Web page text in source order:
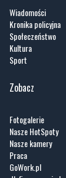
Sport
Zobacz
Nasze HotSpoty
GoWork.pl
dlafirm.pracuj.pl
Kociewie24.pl -
wiadomości z
Gniewu, Tczewa,